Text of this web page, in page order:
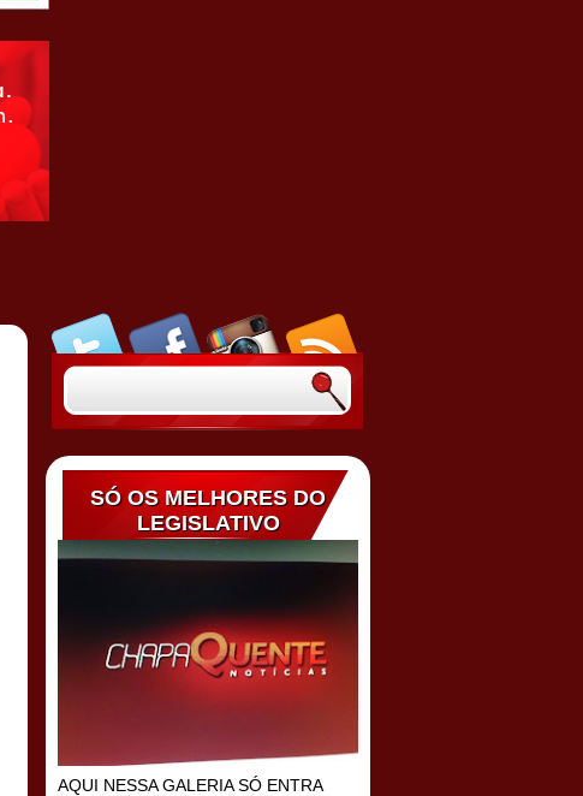
SÓ OS MELHORES DO
LEGISLATIVO
AQUI NESSA GALERIA SÓ ENTRA